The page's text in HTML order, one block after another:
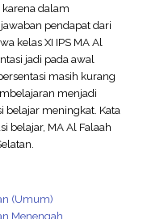
karena dalam
pendapat dari
kelas XI IPS MA Al
jadi pada awal
masih kurang
menjadi
belajar meningkat. Kata
belajar, MA Al Falaah
(Umum)
Menengah